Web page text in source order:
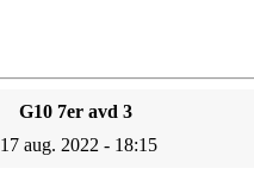
G10 7er avd 3
17 aug. 2022 - 18:15